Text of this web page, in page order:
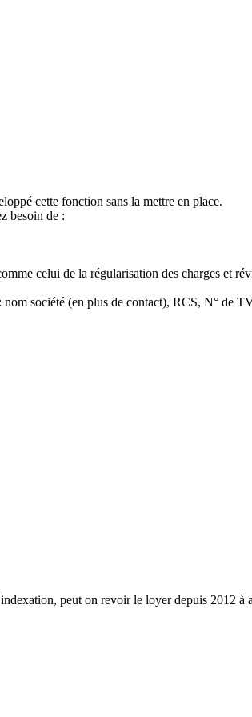
cette fonction sans la mettre en place.
besoin de :
celui de la régularisation des charges et
société (en plus de contact), RCS, N° de
peut on revoir le loyer depuis 2012 à